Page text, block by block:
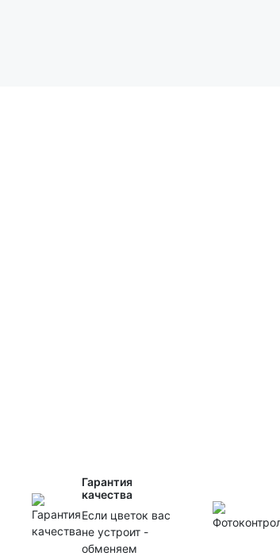
Гарантия
качества
Если цветок вас
не устроит -
обменяем